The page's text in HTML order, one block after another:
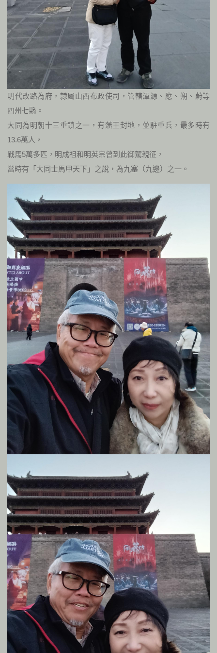
明代改路為府，隸屬山西布政使司，管轄渾源、應、朔、蔚等
四州七縣。
大同為明朝十三重鎮之一，有藩王封地，並駐重兵，最多時有
13.6萬人，
戰馬5萬多匹，明成祖和明英宗曾到此御駕親征，
當時有「大同士馬甲天下」之說，為九塞（九邊）之一。